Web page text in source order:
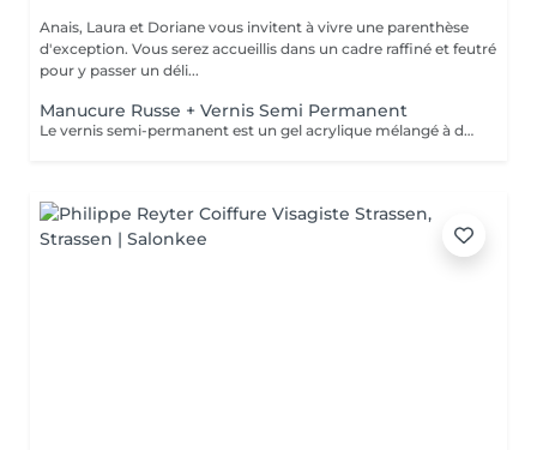
Anais, Laura et Doriane vous invitent à vivre une parenthèse
d'exception. Vous serez accueillis dans un cadre raffiné et feutré
pour y passer un déli...
Manucure Russe + Vernis Semi Permanent
Le vernis semi-permanent est un gel acrylique mélangé à du vernis, appliqué sur l'ongle et durci par des UV. Il a la même texture qu'un vernis classique, est aussi liquide et a encore plus de brillance. Il reste impeccable, sans ternir et sans s'écailler jusqu'à 3 voir 4 semaines